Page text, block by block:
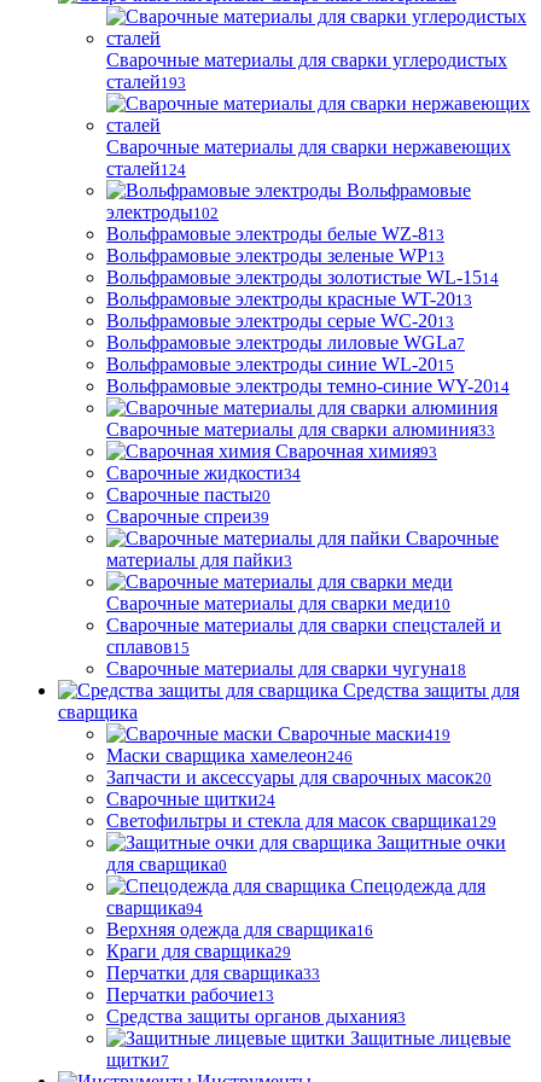
Сварочные материалы для сварки углеродистых
сталей193
Сварочные материалы для сварки нержавеющих
сталей124
Вольфрамовые
электроды102
Вольфрамовые электроды белые WZ-813
Вольфрамовые электроды зеленые WP13
Вольфрамовые электроды золотистые WL-1514
Вольфрамовые электроды красные WT-2013
Вольфрамовые электроды серые WC-2013
Вольфрамовые электроды лиловые WGLa7
Вольфрамовые электроды синие WL-2015
Вольфрамовые электроды темно-синие WY-2014
Сварочные материалы для сварки алюминия33
Сварочная химия93
Сварочные жидкости34
Сварочные пасты20
Сварочные спреи39
Сварочные
материалы для пайки3
Сварочные материалы для сварки меди10
Сварочные материалы для сварки спецсталей и
сплавов15
Сварочные материалы для сварки чугуна18
Средства защиты для
сварщика
Сварочные маски419
Маски сварщика хамелеон246
Запчасти и аксессуары для сварочных масок20
Сварочные щитки24
Светофильтры и стекла для масок сварщика129
Защитные очки
для сварщика0
Спецодежда для
сварщика94
Верхняя одежда для сварщика16
Краги для сварщика29
Перчатки для сварщика33
Перчатки рабочие13
Средства защиты органов дыхания3
Защитные лицевые
щитки7